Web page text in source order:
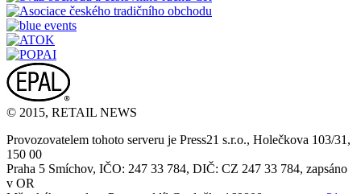
© 2015, RETAIL NEWS
Provozovatelem tohoto serveru je Press21 s.r.o., Holečkova 103/31,
150 00
Praha 5 Smíchov, IČO: 247 33 784, DIČ: CZ 247 33 784, zapsáno
v OR